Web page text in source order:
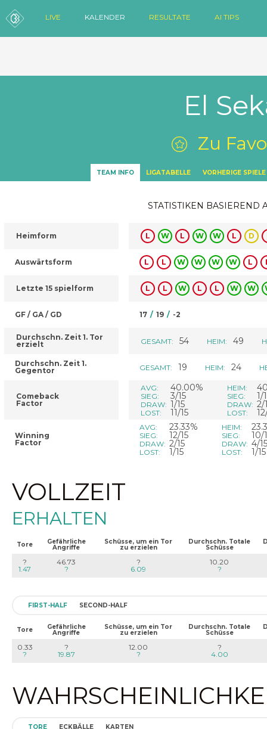
LIVE KALENDER RESULTATE AI TIPS
El
Zu
TEAM INFO LIGATABELLE VORHERIGE SPIELE
STATISTIKEN BASIEREND
Heimform
Auswärtsform
Letzte 15 spielform
GF / GA / GD
Durchschn. Zeit 1. Tor
erzielt
Durchschn. Zeit 1.
Gegentor
Comeback
Factor
Winning
Factor
L W L W W L D
L L W W W W L
L L W L L W W
17 / 19 / -2
GESAMT: 54 HEIM: 49
GESAMT: 19 HEIM: 24
AVG: 40.00%
SIEG: 3/15
DRAW: 1/15
LOST: 11/15
HEIM:
SIEG: 1/
DRAW: 2/
LOST:
AVG: 23.33%
SIEG: 12/15
DRAW: 2/15
LOST: 1/15
HEIM:
SIEG: 10/
DRAW: 4/15
LOST: 1/15
VOLLZEIT
ERHALTEN
Tore Gefährliche
Angriffe
Schüsse, um ein Tor
zu erzielen
Durchschn. Totale
Schüsse
?
1.47
46.73
?
?
6.09
10.20
?
FIRST-HALF SECOND-HALF
Tore Gefährliche
Angriffe
Schüsse, um ein Tor
zu erzielen
Durchschn. Totale
Schüsse
0.33
?
?
19.87
12.00
?
?
4.00
TORE ECKBÄLLE KARTEN